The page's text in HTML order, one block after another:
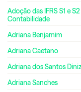
Adoção das IFRS S1 e
Contabilidade
Adriana Benjamim
Adriana Caetano
Adriana dos Santos
Adriana Sanches